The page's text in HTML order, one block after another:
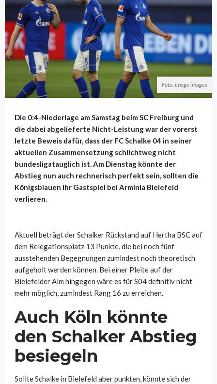
Foto: imago images
Die 0:4-Niederlage am Samstag beim SC Freiburg und
die dabei abgelieferte Nicht-Leistung war der vorerst
letzte Beweis dafür, dass der FC Schalke 04 in seiner
aktuellen Zusammensetzung schlichtweg nicht
bundesligatauglich ist. Am Dienstag könnte der
Abstieg nun auch rechnerisch perfekt sein, sollten die
Königsblauen ihr Gastspiel bei Arminia Bielefeld
verlieren.
Aktuell beträgt der Schalker Rückstand auf Hertha BSC auf
dem Relegationsplatz 13 Punkte, die bei noch fünf
ausstehenden Begegnungen zumindest noch theoretisch
aufgeholt werden können. Bei einer Pleite auf der
Bielefelder Alm hingegen wäre es für S04 definitiv nicht
mehr möglich, zumindest Rang 16 zu erreichen.
Auch Köln könnte
den Schalker Abstieg
besiegeln
Sollte Schalke in Bielefeld aber punkten, könnte sich der